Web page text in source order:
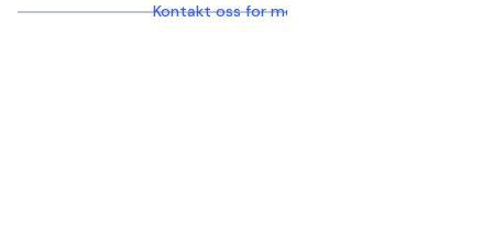
Kontakt oss for mer informasjon